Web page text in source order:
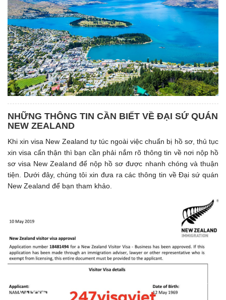
NHỮNG THÔNG TIN CẦN BIẾT VỀ ĐẠI SỨ QUÁN
NEW ZEALAND
Khi xin visa New Zealand tự túc ngoài việc chuẩn bị hồ sơ, thủ tục
xin visa cẩn thận thì bạn cần phải nắm rõ thông tin về nơi nộp hồ
sơ visa New Zealand để nộp hồ sơ được nhanh chóng và thuận
tiện. Dưới đây, chúng tôi xin đưa ra các thông tin về Đại sứ quán
New Zealand để bạn tham khảo.